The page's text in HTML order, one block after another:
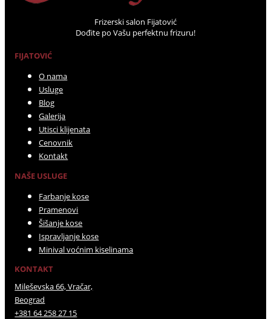
Frizerski salon Fijatović
Dođite po Vašu perfektnu frizuru!
FIJATOVIĆ
O nama
Usluge
Blog
Galerija
Utisci klijenata
Cenovnik
Kontakt
NAŠE USLUGE
Farbanje kose
Pramenovi
Šišanje kose
Ispravljanje kose
Minival voćnim kiselinama
KONTAKT
Mileševska 66, Vračar,
Beograd
+381 64 258 27 15